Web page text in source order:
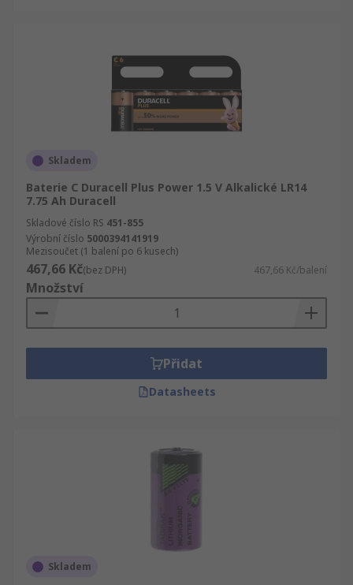
Skladem
Baterie C Duracell Plus Power 1.5 V Alkalické LR14
7.75 Ah Duracell
Skladové číslo RS 451-855
Výrobní číslo 5000394141919
Mezisoučet (1 balení po 6 kusech)
467,66 Kč(bez DPH) 467,66 Kč/balení
Množství
Přidat
Datasheets
Skladem